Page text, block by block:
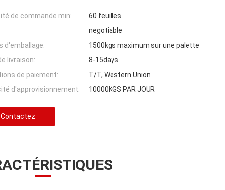
de commande min:
60 feuilles
negotiable
d'emballage:
1500kgs maximum sur une palette
livraison:
8-15days
de paiement:
T/T, Western Union
d'approvisionnement:
10000KGS PAR JOUR
Contactez